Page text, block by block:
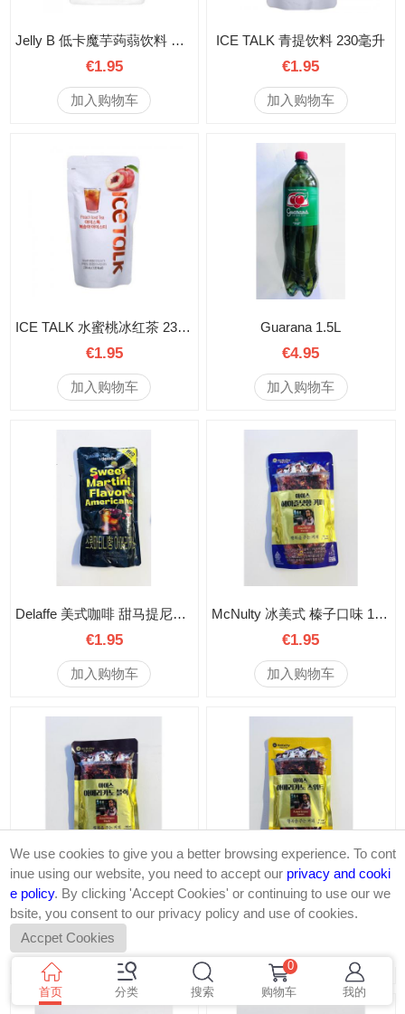
Jelly B 低卡魔芋蒟蒻饮料 蓝莓味 150毫升
€1.95
加入购物车
ICE TALK 青提饮料 230毫升
€1.95
加入购物车
ICE TALK 水蜜桃冰红茶 230毫升
€1.95
加入购物车
Guarana 1.5L
€4.95
加入购物车
Delaffe 美式咖啡 甜马提尼味 340毫升
€1.95
加入购物车
McNulty 冰美式 榛子口味 190毫升
€1.95
加入购物车
McNulty 韩国黑咖啡 190毫升
€1.95
加入购物车
McNulty 冰美式 甜 190毫升
加入购物车
We use cookies to give you a better browsing experience. To cont
inue using our website, you need to accept our privacy and cooki
e policy. By clicking 'Accept Cookies' or continuing to use our we
bsite, you consent to our privacy policy and use of cookies.
Accpet Cookies
首页 分类 搜索
0
购物车 我的